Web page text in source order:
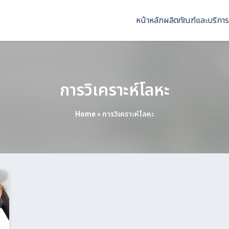
หน้าหลักผลิตภัณฑ์และบริการ
การวิเคราะห์โลหะ
Home » การวิเคราะห์โลหะ